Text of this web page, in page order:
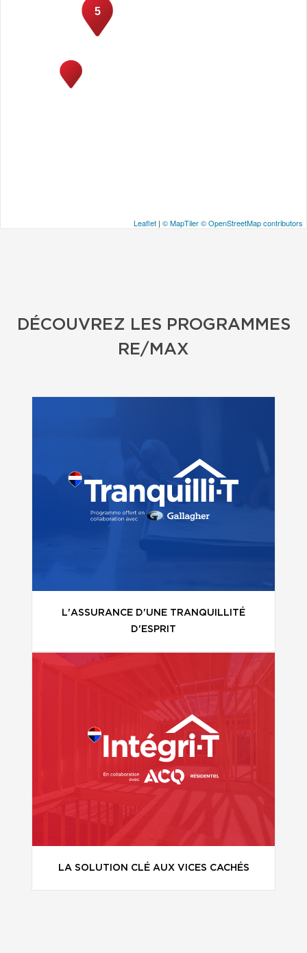
5
Leaflet | © MapTiler© OpenStreetMap contributors
DÉCOUVREZ LES PROGRAMMES
RE/MAX
L'ASSURANCE D'UNE TRANQUILLITÉ
D'ESPRIT
LA SOLUTION CLÉ AUX VICES CACHÉS